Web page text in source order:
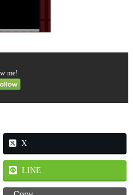
me!
X
LINE